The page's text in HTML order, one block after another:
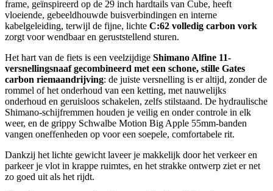
frame, geïnspireerd op de 29 inch hardtails van Cube, heeft
vloeiende, gebeeldhouwde buisverbindingen en interne
kabelgeleiding, terwijl de fijne, lichte C:62 volledig carbon vork
zorgt voor wendbaar en geruststellend sturen.
Het hart van de fiets is een veelzijdige Shimano Alfine 11-
versnellingsnaaf gecombineerd met een schone, stille Gates
carbon riemaandrijving: de juiste versnelling is er altijd, zonder de
rommel of het onderhoud van een ketting, met nauwelijks
onderhoud en geruisloos schakelen, zelfs stilstaand. De hydraulische
Shimano-schijfremmen houden je veilig en onder controle in elk
weer, en de grippy Schwalbe Motion Big Apple 55mm-banden
vangen oneffenheden op voor een soepele, comfortabele rit.
Dankzij het lichte gewicht laveer je makkelijk door het verkeer en
parkeer je vlot in krappe ruimtes, en het strakke ontwerp ziet er net
zo goed uit als het rijdt.